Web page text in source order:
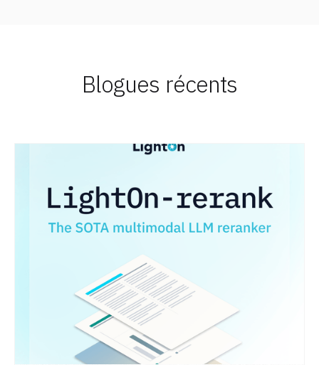
Blogues récents